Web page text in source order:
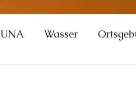
UNA Wasser